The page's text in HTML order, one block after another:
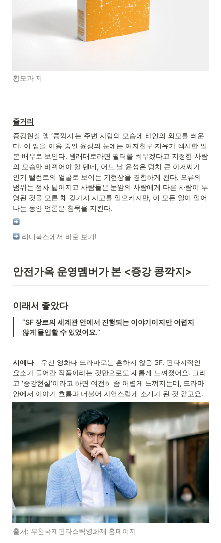
황모과 저
줄거리
증강현실 앱 ‘콩깍지’는 주변 사람의 모습에 타인의 외모를 씌운
다. 이 앱을 이용 중인 윤성의 눈에는 여자친구 지유가 섹시한 일
본 배우로 보인다. 원래대로라면 필터를 씌우겠다고 지정한 사람
의 모습만 바뀌어야 할 텐데, 어느 날 윤성은 덩치 큰 아저씨가
인기 탤런트의 얼굴로 보이는 기현상을 경험하게 된다. 오류의
범위는 점차 넓어지고 사람들은 눈앞의 사람에게 다른 사람이 투
영된 것을 모른 채 갖가지 사고를 일으키지만, 이 모든 일이 일어
나는 동안 언론은 침묵을 지킨다.
리디북스에서 바로 보기!
안전가옥 운영멤버가 본 <증강 콩깍지>
이래서 좋았다
“SF 장르의 세계관 안에서 진행되는 이야기이지만 어렵지
않게 몰입할 수 있었어요.”
시에나 우선 영화나 드라마로는 흔하지 않은 SF, 판타지적인
요소가 들어간 작품이라는 것만으로도 새롭게 느껴졌어요. 그리
고 '증강현실'이라고 하면 여전히 좀 어렵게 느껴지는데, 드라마
안에서 이야기 흐름과 더불어 자연스럽게 소개가 된 것 같고요.
출처: 부천국제판타스틱영화제 홈페이지